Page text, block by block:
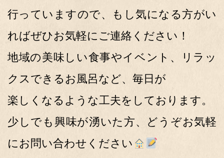
行っていますので、もし気になる方がい
ればぜひお気軽にご連絡ください！
地域の美味しい食事やイベント、リラッ
クスできるお風呂など、毎日が
楽しくなるような工夫をしております。
少しでも興味が湧いた方、どうぞお気軽
にお問い合わせください